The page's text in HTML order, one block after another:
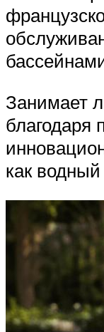
Занимает
благодаря
как